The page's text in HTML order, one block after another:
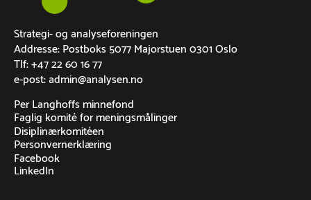
Strategi- og analyseforeningen
Addresse: Postboks 5077 Majorstuen 0301 Oslo
Tlf: +47 22 60 16 77
e-post: admin@analysen.no
Per Langhoffs minnefond
Faglig komité for meningsmålinger
Disiplinærkomitéen
Personvernerklæring
Facebook
LinkedIn